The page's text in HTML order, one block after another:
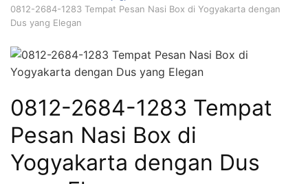
0812-2684-1283 Tempat Pesan Nasi Box di Yogyakarta dengan
Dus yang Elegan
0812-2684-1283 Tempat
Pesan Nasi Box di
Yogyakarta dengan Dus